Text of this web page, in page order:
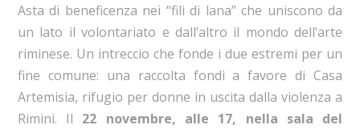
Asta di beneficenza nei “fili di lana” che uniscono da
un lato il volontariato e dall’altro il mondo dell’arte
riminese. Un intreccio che fonde i due estremi per un
fine comune: una raccolta fondi a favore di Casa
Artemisia, rifugio per donne in uscita dalla violenza a
Rimini. Il 22 novembre, alle 17, nella sala del